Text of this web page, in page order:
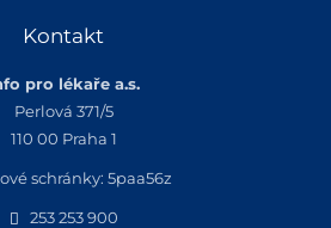
Kontakt
pro lékaře a.s.
Perlová 371/5
110 00 Praha 1
schránky: 5paa56z
253 253 900